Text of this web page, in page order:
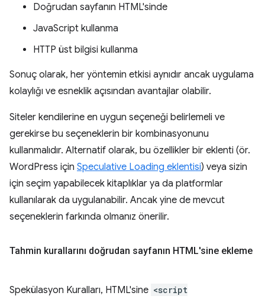
Doğrudan sayfanın HTML'sinde
JavaScript kullanma
HTTP üst bilgisi kullanma
Sonuç olarak, her yöntemin etkisi aynıdır ancak uygulama
kolaylığı ve esneklik açısından avantajlar olabilir.
Siteler kendilerine en uygun seçeneği belirlemeli ve
gerekirse bu seçeneklerin bir kombinasyonunu
kullanmalıdır. Alternatif olarak, bu özellikler bir eklenti (ör.
WordPress için Speculative Loading eklentisi) veya sizin
için seçim yapabilecek kitaplıklar ya da platformlar
kullanılarak da uygulanabilir. Ancak yine de mevcut
seçeneklerin farkında olmanız önerilir.
Tahmin kurallarını doğrudan sayfanın HTML'sine ekleme
Spekülasyon Kuralları, HTML'sine <script